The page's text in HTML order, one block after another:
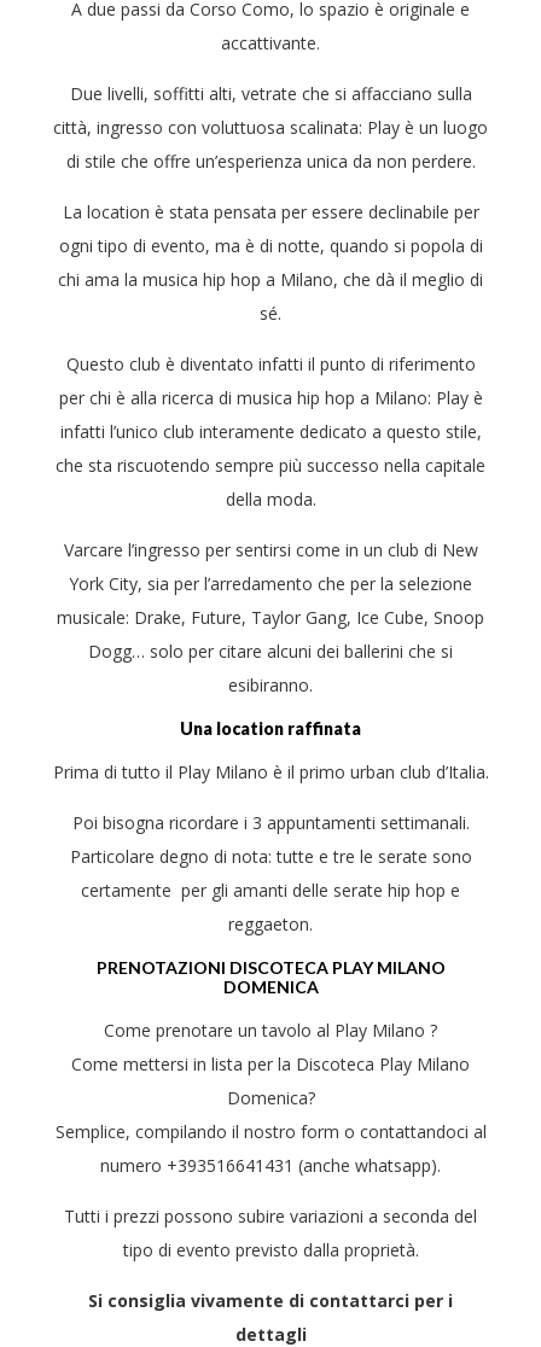
A due passi da Corso Como, lo spazio è originale e
accattivante.
Due livelli, soffitti alti, vetrate che si affacciano sulla
città, ingresso con voluttuosa scalinata: Play è un luogo
di stile che offre un’esperienza unica da non perdere.
La location è stata pensata per essere declinabile per
ogni tipo di evento, ma è di notte, quando si popola di
chi ama la musica hip hop a Milano, che dà il meglio di
sé.
Questo club è diventato infatti il ​​punto di riferimento
per chi è alla ricerca di musica hip hop a Milano: Play è
infatti l’unico club interamente dedicato a questo stile,
che sta riscuotendo sempre più successo nella capitale
della moda.
Varcare l’ingresso per sentirsi come in un club di New
York City, sia per l’arredamento che per la selezione
musicale: Drake, Future, Taylor Gang, Ice Cube, Snoop
Dogg… solo per citare alcuni dei ballerini che si
esibiranno.
Una location raffinata
Prima di tutto il Play Milano è il primo urban club d’Italia.
Poi bisogna ricordare i 3 appuntamenti settimanali.
Particolare degno di nota: tutte e tre le serate sono
certamente per gli amanti delle serate hip hop e
reggaeton.
PRENOTAZIONI DISCOTECA PLAY MILANO
DOMENICA
Come prenotare un tavolo al Play Milano ?
Come mettersi in lista per la Discoteca Play Milano
Domenica?
Semplice, compilando il nostro form o contattandoci al
numero +393516641431 (anche whatsapp).
Tutti i prezzi possono subire variazioni a seconda del
tipo di evento previsto dalla proprietà.
Si consiglia vivamente di contattarci per i
dettagli